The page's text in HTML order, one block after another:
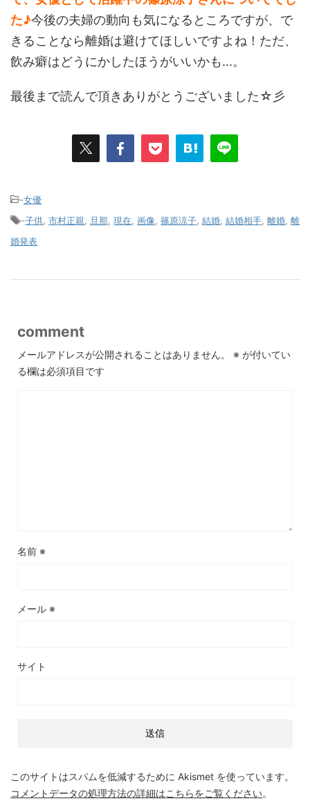
た♪今後の夫婦の動向も気になるところですが、で
きることなら離婚は避けてほしいですよね！ただ、
飲み癖はどうにかしたほうがいいかも...。
最後まで読んで頂きありがとうございました☆彡
-女優
-子供 市村正親 旦那 現在 画像 篠原涼子 結婚 結婚相手 離婚 離
婚発表
comment
メールアドレスが公開されることはありません。 ※ が付いてい
る欄は必須項目です
名前 ※
メール ※
サイト
このサイトはスパムを低減するために Akismet を使っています。
コメントデータの処理方法の詳細はこちらをご覧ください。